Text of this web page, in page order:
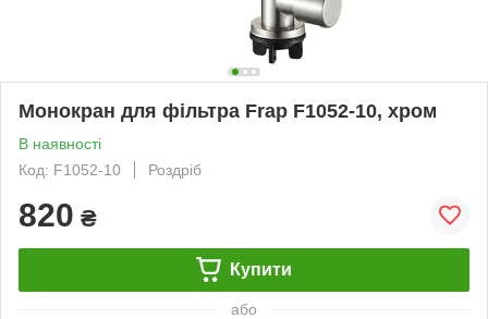
Монокран для фільтра Frap F1052-10, хром
В наявності
Код: F1052-10
Роздріб
820 ₴
Купити
або